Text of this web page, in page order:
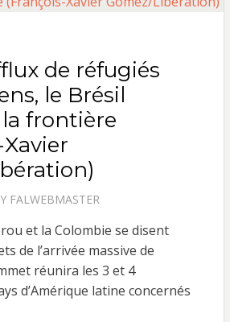
de réfugiés
le Brésil
frontière
FALWEBMASTER
et la Colombie se disent
de l’arrivée massive de
réunira les 3 et 4
d’Amérique latine concernés